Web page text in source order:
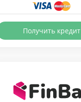
Получить кредит